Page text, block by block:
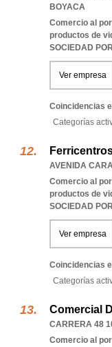
BOYACA
Comercio al
productos de
SOCIEDAD
Ver empresa
Coincidencias
Categorías
AVENIDA
Comercio al
productos de
SOCIEDAD
Ver empresa
Coincidencias
Categorías
Comercial
CARRERA 48
Comercio al